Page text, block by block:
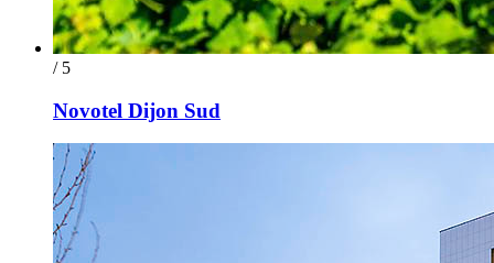
/ 5
Novotel Dijon Sud